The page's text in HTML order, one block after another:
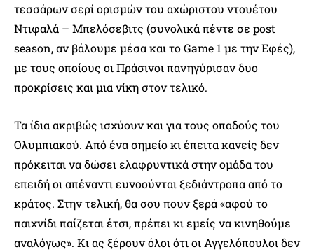
τεσσάρων σερί ορισμών του αχώριστου ντουέτου
Ντιφαλά – Μπελόσεβιτς (συνολικά πέντε σε post
season, αν βάλουμε μέσα και το Game 1 με την Εφές),
με τους οποίους οι Πράσινοι πανηγύρισαν δυο
προκρίσεις και μια νίκη στον τελικό.
Τα ίδια ακριβώς ισχύουν και για τους οπαδούς του
Ολυμπιακού. Από ένα σημείο κι έπειτα κανείς δεν
πρόκειται να δώσει ελαφρυντικά στην ομάδα του
επειδή οι απέναντι ευνοούνται ξεδιάντροπα από το
κράτος. Στην τελική, θα σου πουν ξερά «αφού το
παιχνίδι παίζεται έτσι, πρέπει κι εμείς να κινηθούμε
αναλόγως». Κι ας ξέρουν όλοι ότι οι Αγγελόπουλοι δεν